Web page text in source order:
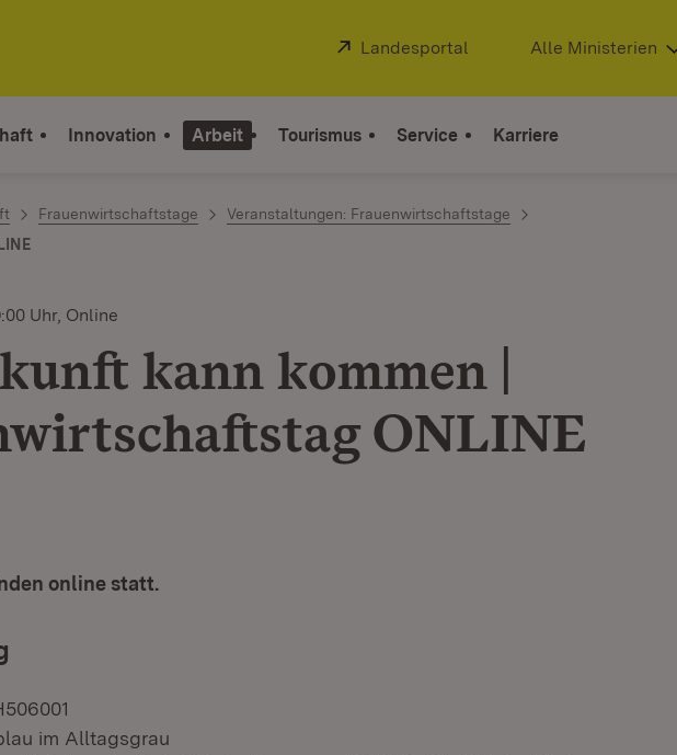
Extern:
Landesportal (Öffnet in neuem Fenster)
Alle Ministerien
Innovation Arbeit Tourismus Service Karriere
Frauenwirtschaftstage
Veranstaltungen: Frauenwirtschaftstage
Uhr, Online
kann kommen |
ONLINE
online statt.
im Alltagsgrau